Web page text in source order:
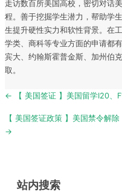
走访数百所美国高校，密切对话
程。善于挖掘学生潜力，帮助学
生提升硬性实力和软性背景。在
学类、商科等专业方面的申请都
宾大、约翰斯霍普金斯、加州伯
取。
Post
← 【 美国签证 】美国留学I20、
【 美国签证政策 】美国禁令解
→
站内搜索